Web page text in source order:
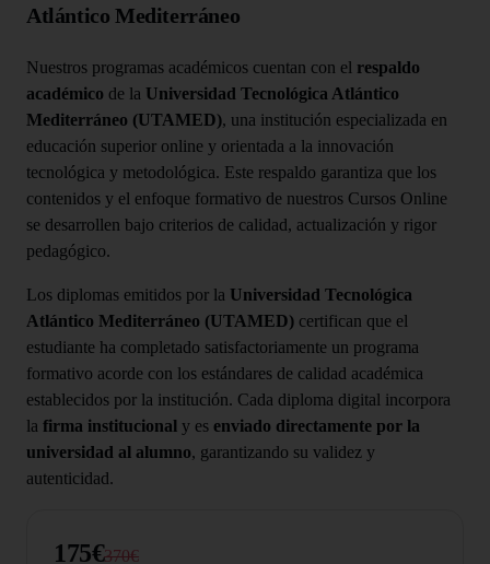
Atlántico Mediterráneo
Nuestros programas académicos cuentan con el respaldo
académico de la Universidad Tecnológica Atlántico
Mediterráneo (UTAMED), una institución especializada en
educación superior online y orientada a la innovación
tecnológica y metodológica. Este respaldo garantiza que los
contenidos y el enfoque formativo de nuestros Cursos Online
se desarrollen bajo criterios de calidad, actualización y rigor
pedagógico.
Los diplomas emitidos por la Universidad Tecnológica
Atlántico Mediterráneo (UTAMED) certifican que el
estudiante ha completado satisfactoriamente un programa
formativo acorde con los estándares de calidad académica
establecidos por la institución. Cada diploma digital incorpora
la firma institucional y es enviado directamente por la
universidad al alumno, garantizando su validez y
autenticidad.
175€370€